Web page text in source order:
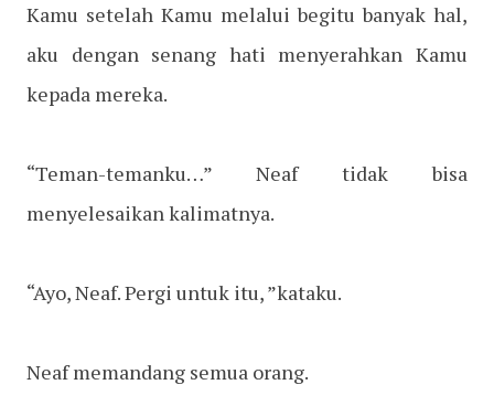
Kamu setelah Kamu melalui begitu banyak hal,
aku dengan senang hati menyerahkan Kamu
kepada mereka.
“Teman-temanku…” Neaf tidak bisa
menyelesaikan kalimatnya.
“Ayo, Neaf. Pergi untuk itu, ”kataku.
Neaf memandang semua orang.